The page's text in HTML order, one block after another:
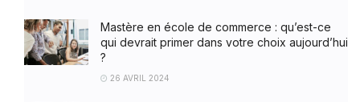
Mastère en école de commerce : qu’est-ce
qui devrait primer dans votre choix aujourd’hui
?
26 AVRIL 2024